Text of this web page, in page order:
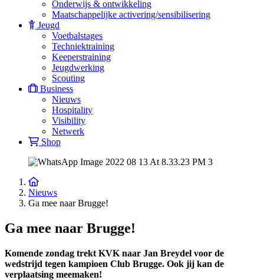
Onderwijs & ontwikkeling
Maatschappelijke activering/sensibilisering
Jeugd
Voetbalstages
Techniektraining
Keeperstraining
Jeugdwerking
Scouting
Business
Nieuws
Hospitality
Visibility
Netwerk
Shop
Nieuws
Ga mee naar Brugge!
Ga mee naar Brugge!
Komende zondag trekt KVK naar Jan Breydel voor de
wedstrijd tegen kampioen Club Brugge. Ook jij kan de
verplaatsing meemaken!